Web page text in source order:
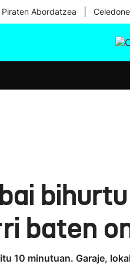
Abordatzea
baten
10 minutuan. Garaje,